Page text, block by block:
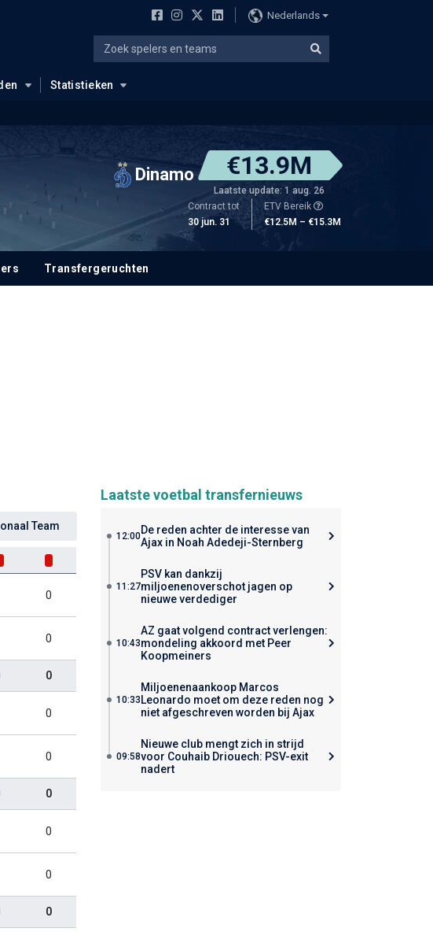
Nederlands
Statistieken
Dinamo €13.9M
Laatste update: 1 aug. 26
Contract tot
30 jun. 31
ETV Bereik
€12.5M – €15.3M
Transfergeruchten
Team
0
0
0
0
0
0
0
0
0
Laatste voetbal transfernieuws
12:00De reden achter de interesse van
Ajax in Noah Adedeji-Sternberg
11:27
PSV kan dankzij
miljoenenoverschot jagen op
nieuwe verdediger
10:43
AZ gaat volgend contract verlengen:
mondeling akkoord met Peer
Koopmeiners
10:33
Miljoenenaankoop Marcos
Leonardo moet om deze reden nog
niet afgeschreven worden bij Ajax
09:58
Nieuwe club mengt zich in strijd
voor Couhaib Driouech: PSV-exit
nadert